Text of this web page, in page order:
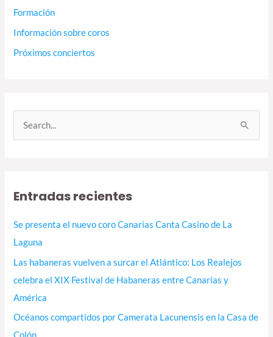
Formación
Información sobre coros
Próximos conciertos
a
Entradas recientes
Se presenta el nuevo coro Canarias Canta Casino de La
Laguna
Las habaneras vuelven a surcar el Atlántico: Los Realejos
celebra el XIX Festival de Habaneras entre Canarias y
América
Océanos compartidos por Camerata Lacunensis en la Casa de